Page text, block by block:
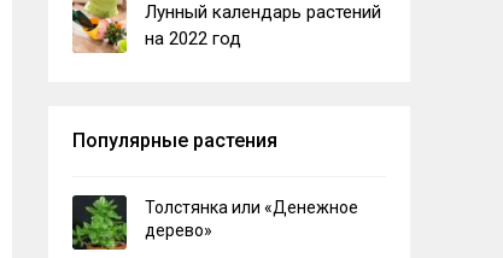
Лунный календарь растений
на 2022 год
Популярные растения
Толстянка или «Денежное
дерево»